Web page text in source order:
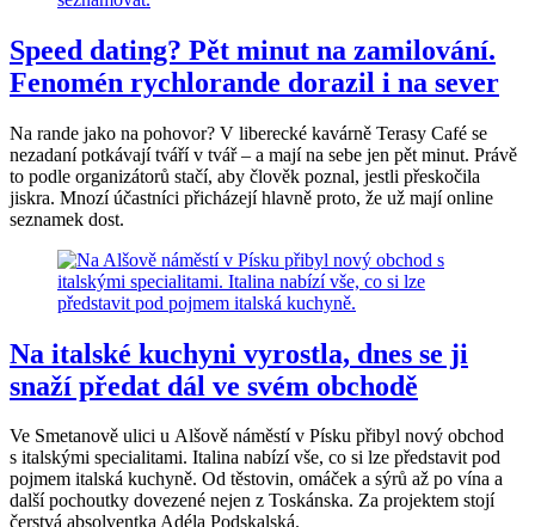
Speed dating? Pět minut na zamilování.
Fenomén rychlorande dorazil i na sever
Na rande jako na pohovor? V liberecké kavárně Terasy Café se
nezadaní potkávají tváří v tvář – a mají na sebe jen pět minut. Právě
to podle organizátorů stačí, aby člověk poznal, jestli přeskočila
jiskra. Mnozí účastníci přicházejí hlavně proto, že už mají online
seznamek dost.
Na italské kuchyni vyrostla, dnes se ji
snaží předat dál ve svém obchodě
Ve Smetanově ulici u Alšově náměstí v Písku přibyl nový obchod
s italskými specialitami. Italina nabízí vše, co si lze představit pod
pojmem italská kuchyně. Od těstovin, omáček a sýrů až po vína a
další pochoutky dovezené nejen z Toskánska. Za projektem stojí
čerstvá absolventka Adéla Podskalská.